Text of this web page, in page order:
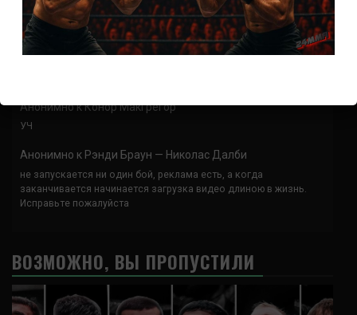
Анонимно кUFC 324 прямая трансляция
А как смотреть с ноутбука?
АнонимнокРасписание боев UFC
АнонимнокКонор МакГрегор
УЧ
Анонимно к Рэнди Браун — Николас Далби
не запускается ни один бой, реклама есть, а когда
заканчивается начинается загрузка видео длиною в жизнь.
Исправьте пожалуйста
ВОЗМОЖНО, ВЫ ПРОПУСТИЛИ